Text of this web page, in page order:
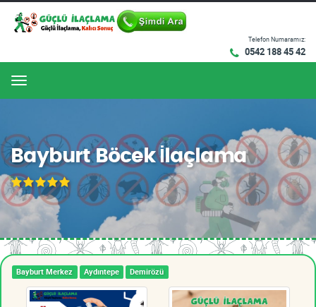
Telefon Numaramız:
0542 188 45 42
Menu
Bayburt Böcek İlaçlama
Bayburt Merkez Aydıntepe Demirözü